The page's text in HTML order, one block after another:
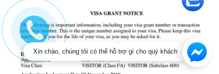
Xin chào, chúng tôi có thể hỗ trợ gì cho quý khách